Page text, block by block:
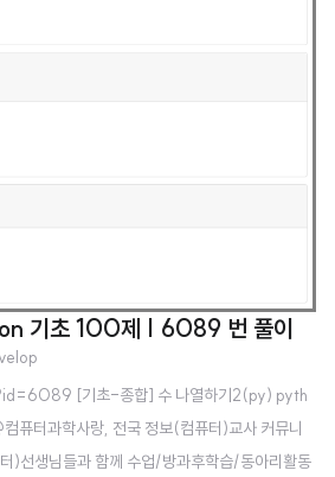
기초 100제 | 6089 번 풀이
[기초-종합] 수 나열하기2(py) pyth
퓨터과학사랑, 전국 정보(컴퓨터)교사 커뮤니
)선생님들과 함께 수업/방과후학습/동아리활동